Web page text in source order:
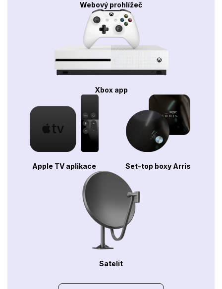
Webový prohlížeč
Xbox app
Apple TV aplikace Set-top boxy Arris
Satelit